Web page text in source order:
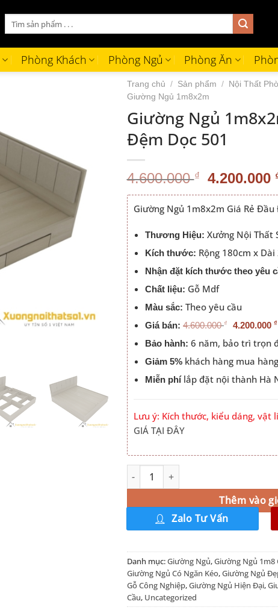
Tìm
kiếm:
Phòng Khách Phòng Ngủ Phòng Ăn
Trang chủ / Sản phẩm / Nội Thất
Giường Ngủ 1m8x2m
Giường Ngủ
Đệm Dọc 501
4.600.000₫ Giá
gốc
là:
4.600.000
4.200.000
Giường Ngủ 1m8x2m Giá Rẻ Đầu
Thương Hiệu: Xưởng Nội Thất
Kích thước: Rộng 180cm x Dài
Nhận đặt kích thước theo yêu
Chất liệu: Gỗ Mdf
Màu sắc: Theo yêu cầu
Giá bán: 4.600.000 ₫ 4.200.000 ₫
Bảo hành: 6 năm, bảo trì trọn
Giảm 5% khách hàng mua
Miễn phílắp đặt nội thành Hà
Lưu ý: Kích thước, kiểu dáng, vật
GIÁ TẠI ĐÂY
Giường Ngủ 1m8x2m Giá Rẻ Đầu
Thêm vào
Alternative:
Zalo Tư Vấn
Danh mục:Giường Ngủ,Giường Ngủ 1m8
Giường Ngủ Có Ngăn Kéo,Giường Ngủ
Gỗ Công Nghiệp,Giường Ngủ Hiện Đại,
Cầu, Uncategorized